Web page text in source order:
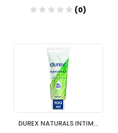
(0)
DUREX NATURALS INTIMATE GEL PURE 100 ML